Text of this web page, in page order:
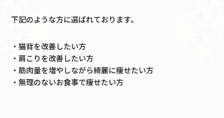
下記のような方に選ばれております。
・猫背を改善したい方
・肩こりを改善したい方
・筋肉量を増やしながら綺麗に痩せたい方
・無理のないお食事で痩せたい方